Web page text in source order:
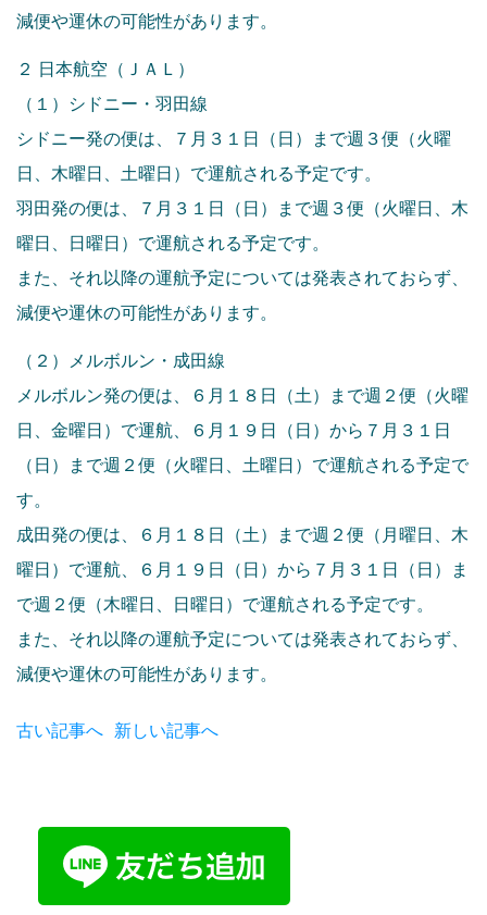
減便や運休の可能性があります。
２ 日本航空（ＪＡＬ）
（１）シドニー・羽田線
シドニー発の便は、７月３１日（日）まで週３便（火曜
日、木曜日、土曜日）で運航される予定です。
羽田発の便は、７月３１日（日）まで週３便（火曜日、木
曜日、日曜日）で運航される予定です。
また、それ以降の運航予定については発表されておらず、
減便や運休の可能性があります。
（２）メルボルン・成田線
メルボルン発の便は、６月１８日（土）まで週２便（火曜
日、金曜日）で運航、６月１９日（日）から７月３１日
（日）まで週２便（火曜日、土曜日）で運航される予定で
す。
成田発の便は、６月１８日（土）まで週２便（月曜日、木
曜日）で運航、６月１９日（日）から７月３１日（日）ま
で週２便（木曜日、日曜日）で運航される予定です。
また、それ以降の運航予定については発表されておらず、
減便や運休の可能性があります。
古い記事へ 新しい記事へ